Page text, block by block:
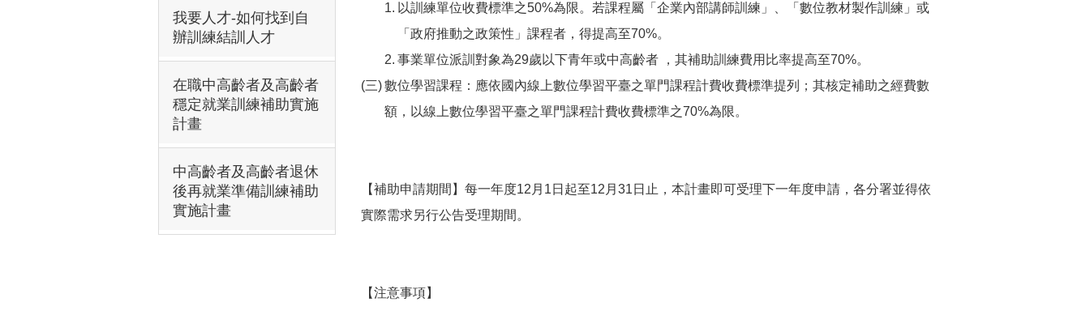
我要人才-如何找到自
辦訓練結訓人才
在職中高齡者及高齡者
穩定就業訓練補助實施
計畫
中高齡者及高齡者退休
後再就業準備訓練補助
實施計畫
以訓練單位收費標準之50%為限。若課程屬「企業內部講師訓練」、「數位教材製作訓練」或
「政府推動之政策性」課程者，得提高至70%。
事業單位派訓對象為29歲以下青年或中高齡者 ，其補助訓練費用比率提高至70%。
數位學習課程：應依國內線上數位學習平臺之單門課程計費收費標準提列；其核定補助之經費數
額，以線上數位學習平臺之單門課程計費收費標準之70%為限。
【補助申請期間】每一年度12月1日起至12月31日止，本計畫即可受理下一年度申請，各分署並得依
實際需求另行公告受理期間。
【注意事項】